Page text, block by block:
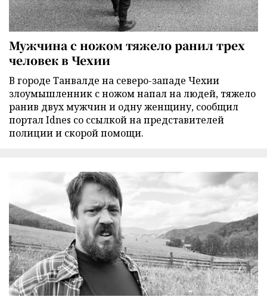
Мужчина с ножом тяжело ранил трех
человек в Чехии
В городе Танвалде на северо-западе Чехии
злоумышленник с ножом напал на людей, тяжело
ранив двух мужчин и одну женщину, сообщил
портал Idnes со ссылкой на представителей
полиции и скорой помощи.